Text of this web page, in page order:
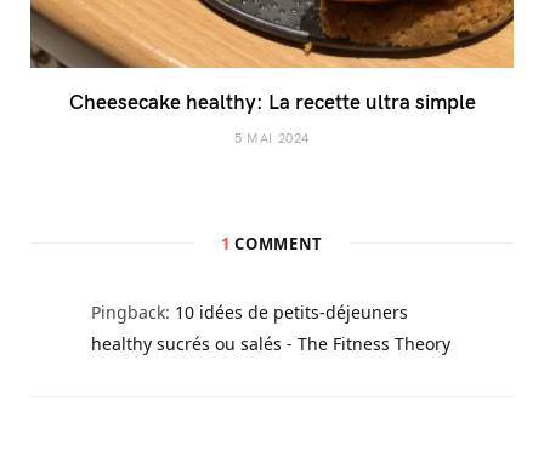
Cheesecake healthy: La recette ultra simple
5 MAI 2024
1 COMMENT
Pingback: 10 idées de petits-déjeuners
healthy sucrés ou salés - The Fitness Theory